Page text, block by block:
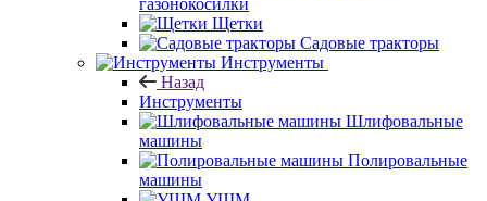
газонокосилки
Щетки
Садовые тракторы
Инструменты
Назад
Инструменты
Шлифовальные
машины
Полировальные
машины